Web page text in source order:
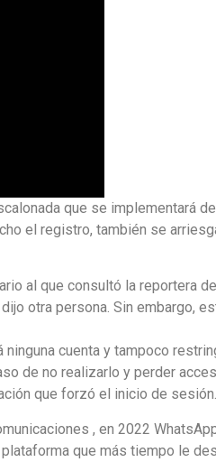
que se implementará
el registro, también se
al que consultó la reportera
otra persona. Sin embargo,
cuenta y tampoco
de no realizarlo y perder
que forzó el inicio de sesión.
, en 2022
que más tiempo le